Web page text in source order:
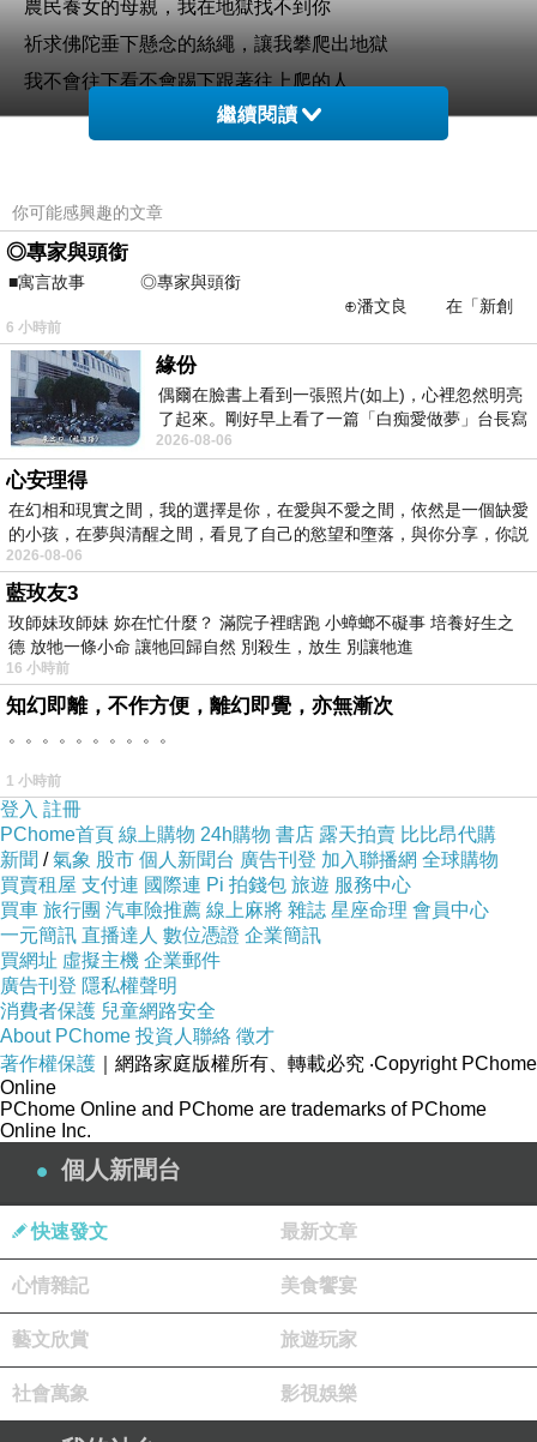
農民養女的母親，我在地獄找不到你
祈求佛陀垂下懸念的絲繩，讓我攀爬出地獄
我不會往下看不會踢下跟著往上爬的人
我愛過的人，我所有的詩句
都在井口似的影幕中一晃而逝
草地上不知名的鳥又來撿食地蟲與穀粒
小學沒畢業的父親呵責並慰不識字的母親
「什麼鳥吃什麼蟲，什麼人吃什麼飯，菜蟲菜腳死」
認命還是不認命，農民的母親，我還寫詩嗎？
我在地獄找不到你勤奮勞動的身影
2026-04-27 聯合報 詹澈
夢田拾影問春生，雞啄塵間見眾情。
血落人間非絕路，魂尋地底有微明。
一絲懸念通幽處，半盞詩燈照母聲。
未了人間千萬苦，且將筆火續前行。
上一篇：地球之夜
下一篇：比熊比嘟
繼續閱讀
你可能感興趣的文章
◎專家與頭銜
■寓言故事 ◎專家與頭銜
⊕潘文良 在「新創
之谷」裡——
6 小時前
緣份
偶爾在臉書上看到一張照片(如上)，心裡忽然明亮
了起來。剛好早上看了一篇「白痴愛做夢」台長寫
的貼文，在回顧年輕時瘋狂愛上
2026-08-06
心安理得
在幻相和現實之間，我的選擇是你，在愛與不愛之間，依然是一個缺愛
的小孩，在夢與清醒之間，看見了自己的慾望和墮落，與你分享，你説
2026-08-06
藍玫友3
玫師妹玫師妹 妳在忙什麼？ 滿院子裡瞎跑 小蟑螂不礙事 培養好生之
德 放牠一條小命 讓牠回歸自然 別殺生，放生 別讓牠進
16 小時前
知幻即離，不作方便，離幻即覺，亦無漸次
。。。。。。。。。。
1 小時前
登入 註冊
PChome首頁 線上購物 24h購物 書店 露天拍賣 比比昂代購
新聞 /氣象 股市 個人新聞台 廣告刊登 加入聯播網 全球購物
買賣租屋 支付連 國際連 Pi 拍錢包 旅遊 服務中心
買車 旅行團 汽車險推薦 線上麻將 雜誌 星座命理 會員中心
一元簡訊 直播達人 數位憑證 企業簡訊
買網址 虛擬主機 企業郵件
廣告刊登 隱私權聲明
消費者保護 兒童網路安全
About PChome 投資人聯絡 徵才
著作權保護 ｜網路家庭版權所有、轉載必究 ‧Copyright PChome
Online
PChome Online and PChome are trademarks of PChome
Online Inc.
個人新聞台
快速發文 最新文章
心情雜記 美食饗宴
藝文欣賞 旅遊玩家
社會萬象 影視娛樂